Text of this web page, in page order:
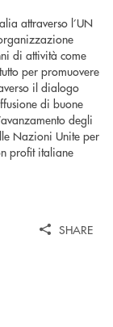
attraverso l’UN
di attività come
per promuovere
il dialogo
di buone
degli
Nazioni Unite per
profit italiane
SHARE